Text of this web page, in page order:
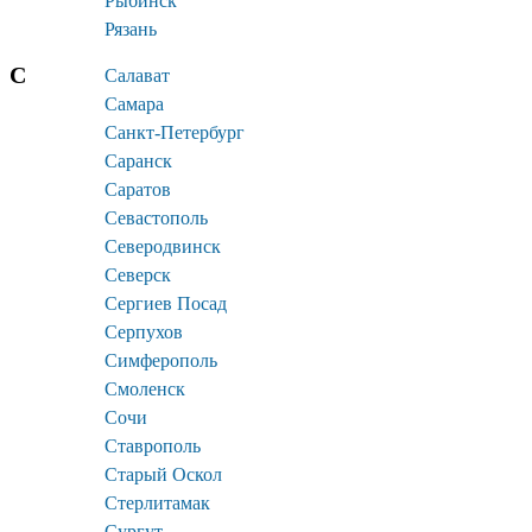
Рязань
С
Салават
Самара
Санкт-Петербург
Саранск
Саратов
Севастополь
Северодвинск
Северск
Сергиев Посад
Серпухов
Симферополь
Смоленск
Сочи
Ставрополь
Старый Оскол
Стерлитамак